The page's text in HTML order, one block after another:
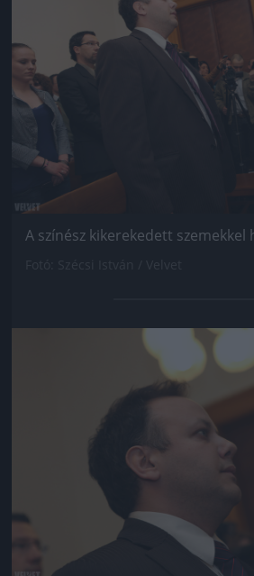
A színész kikerekedett
Jön még